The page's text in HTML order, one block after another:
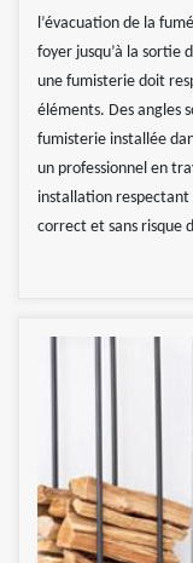
l’évacuation de la
foyer jusqu’à la sortie
une fumisterie doit
éléments. Des angles
fumisterie installée
un professionnel en
installation
correct et sans risque